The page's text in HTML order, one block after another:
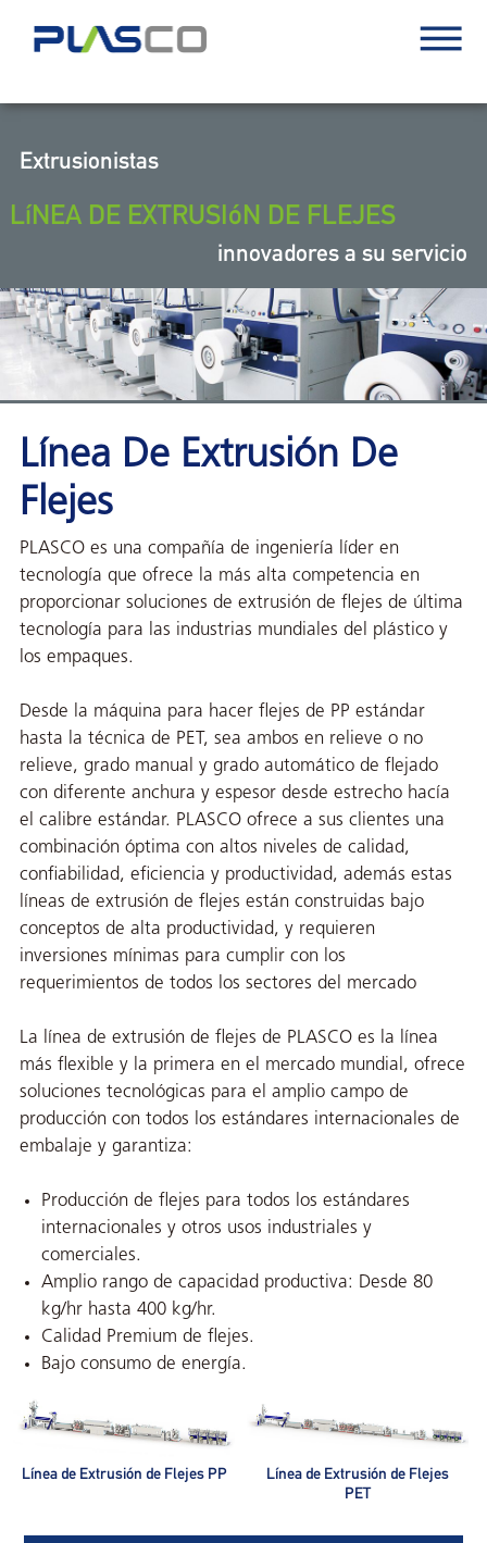
Extrusionistas
LíNEA DE EXTRUSIóN DE FLEJES
innovadores a su servicio
Línea De Extrusión De
Flejes
PLASCO es una compañía de ingeniería líder en
tecnología que ofrece la más alta competencia en
proporcionar soluciones de extrusión de flejes de última
tecnología para las industrias mundiales del plástico y
los empaques.
Desde la máquina para hacer flejes de PP estándar
hasta la técnica de PET, sea ambos en relieve o no
relieve, grado manual y grado automático de flejado
con diferente anchura y espesor desde estrecho hacía
el calibre estándar. PLASCO ofrece a sus clientes una
combinación óptima con altos niveles de calidad,
confiabilidad, eficiencia y productividad, además estas
líneas de extrusión de flejes están construidas bajo
conceptos de alta productividad, y requieren
inversiones mínimas para cumplir con los
requerimientos de todos los sectores del mercado
La línea de extrusión de flejes de PLASCO es la línea
más flexible y la primera en el mercado mundial, ofrece
soluciones tecnológicas para el amplio campo de
producción con todos los estándares internacionales de
embalaje y garantiza:
Producción de flejes para todos los estándares
internacionales y otros usos industriales y
comerciales.
Amplio rango de capacidad productiva: Desde 80
kg/hr hasta 400 kg/hr.
Calidad Premium de flejes.
Bajo consumo de energía.
Línea de Extrusión de Flejes PP
Línea de Extrusión de Flejes
PET